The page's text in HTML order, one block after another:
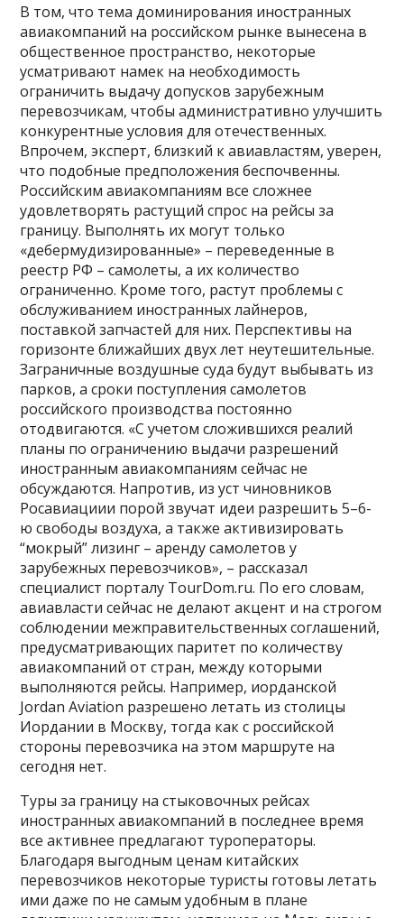
В том, что тема доминирования иностранных
авиакомпаний на российском рынке вынесена в
общественное пространство, некоторые
усматривают намек на необходимость
ограничить выдачу допусков зарубежным
перевозчикам, чтобы административно улучшить
конкурентные условия для отечественных.
Впрочем, эксперт, близкий к авиавластям, уверен,
что подобные предположения беспочвенны.
Российским авиакомпаниям все сложнее
удовлетворять растущий спрос на рейсы за
границу. Выполнять их могут только
«дебермудизированные» – переведенные в
реестр РФ – самолеты, а их количество
ограниченно. Кроме того, растут проблемы с
обслуживанием иностранных лайнеров,
поставкой запчастей для них. Перспективы на
горизонте ближайших двух лет неутешительные.
Заграничные воздушные суда будут выбывать из
парков, а сроки поступления самолетов
российского производства постоянно
отодвигаются. «С учетом сложившихся реалий
планы по ограничению выдачи разрешений
иностранным авиакомпаниям сейчас не
обсуждаются. Напротив, из уст чиновников
Росавиациии порой звучат идеи разрешить 5–6-
ю свободы воздуха, а также активизировать
“мокрый” лизинг – аренду самолетов у
зарубежных перевозчиков», – рассказал
специалист порталу TourDom.ru. По его словам,
авиавласти сейчас не делают акцент и на строгом
соблюдении межправительственных соглашений,
предусматривающих паритет по количеству
авиакомпаний от стран, между которыми
выполняются рейсы. Например, иорданской
Jordan Aviation разрешено летать из столицы
Иордании в Москву, тогда как с российской
стороны перевозчика на этом маршруте на
сегодня нет.
Туры за границу на стыковочных рейсах
иностранных авиакомпаний в последнее время
все активнее предлагают туроператоры.
Благодаря выгодным ценам китайских
перевозчиков некоторые туристы готовы летать
ими даже по не самым удобным в плане